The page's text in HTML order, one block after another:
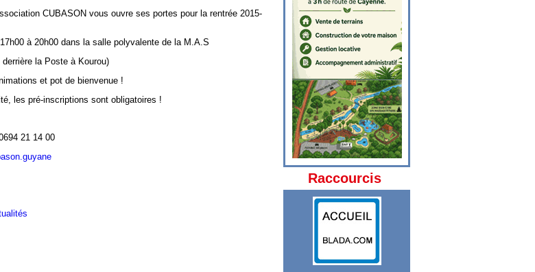
CUBASON vous ouvre ses portes pour la rentrée 2015-
à 20h00 dans la salle polyvalente de la M.A.S
la Poste à Kourou)
et pot de bienvenue !
les pré-inscriptions sont obligatoires !
21 14 00
Raccourcis